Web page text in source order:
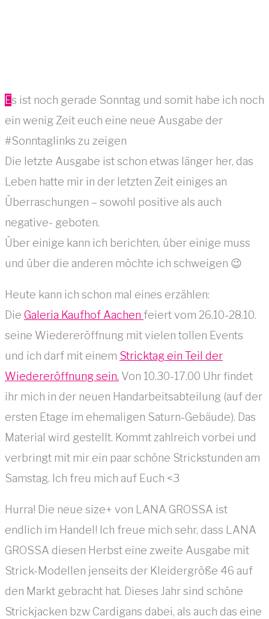
Es ist noch gerade Sonntag und somit habe ich noch
ein wenig Zeit euch eine neue Ausgabe der
#Sonntaglinks zu zeigen
Die letzte Ausgabe ist schon etwas länger her, das
Leben hatte mir in der letzten Zeit einiges an
Überraschungen – sowohl positive als auch
negative- geboten.
Über einige kann ich berichten, über einige muss
und über die anderen möchte ich schweigen 😉
Heute kann ich schon mal eines erzählen:
Die Galeria Kaufhof Aachen feiert vom 26.10-28.10.
seine Wiedereröffnung mit vielen tollen Events
und ich darf mit einem Stricktag ein Teil der
Wiedereröffnung sein. Von 10.30-17.00 Uhr findet
ihr mich in der neuen Handarbeitsabteilung (auf der
ersten Etage im ehemaligen Saturn-Gebäude). Das
Material wird gestellt. Kommt zahlreich vorbei und
verbringt mit mir ein paar schöne Strickstunden am
Samstag. Ich freu mich auf Euch <3
Hurra! Die neue size+ von LANA GROSSA ist
endlich im Handel! Ich freue mich sehr, dass LANA
GROSSA diesen Herbst eine zweite Ausgabe mit
Strick-Modellen jenseits der Kleidergröße 46 auf
den Markt gebracht hat. Dieses Jahr sind schöne
Strickjacken bzw Cardigans dabei, als auch das eine